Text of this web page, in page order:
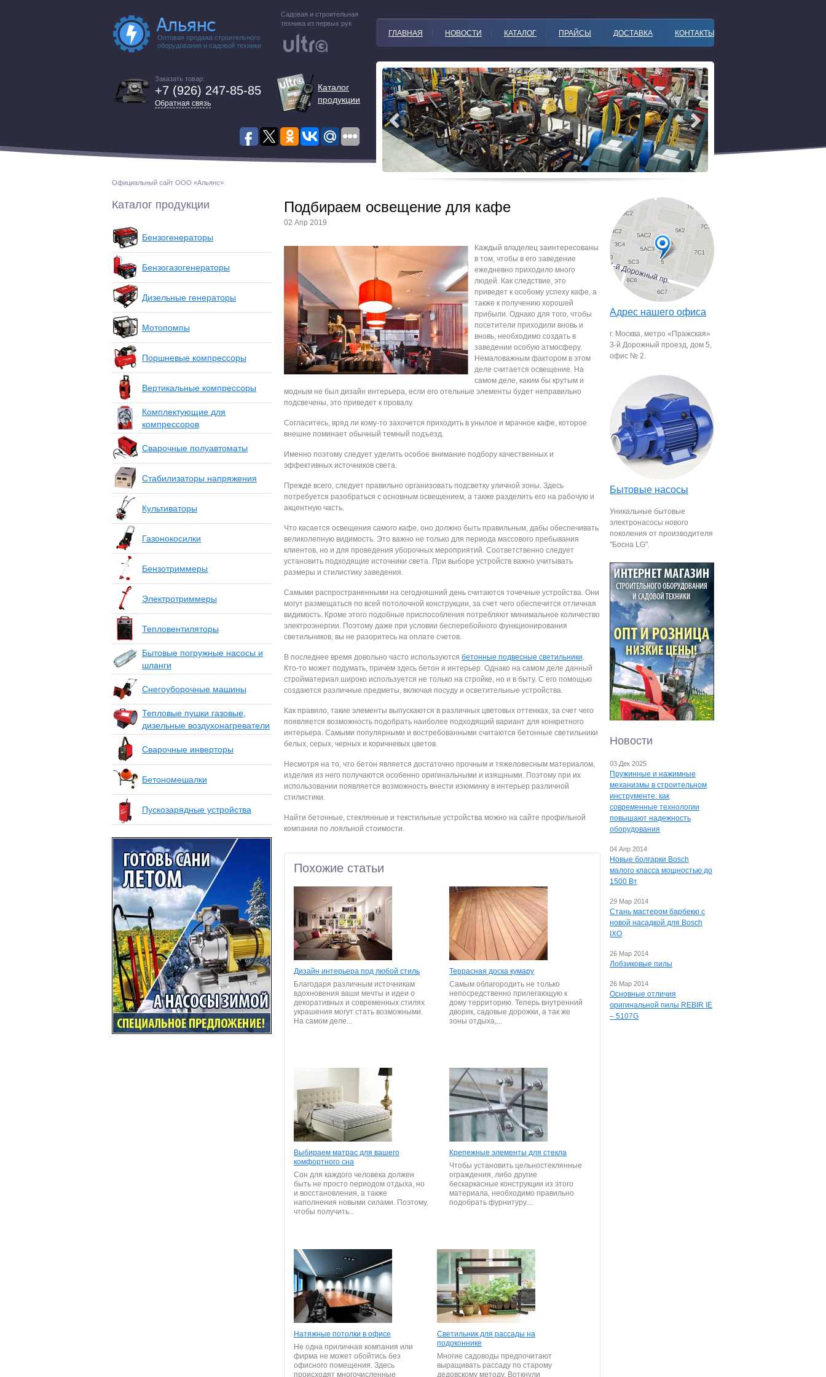
Оптовая продажа строительного
оборудования и садовой техники
Садовая и строительная
техника из первых рук
Заказать товар:
+7 (926) 247-85-85
Обратная связь
Каталог
продукции
Официальный сайт ООО «Альянс»
ГЛАВНАЯ НОВОСТИ КАТАЛОГ ПРАЙСЫ ДОСТАВКА КОНТАКТЫ
Каталог продукции
Бензогенераторы
Бензогазогенераторы
Дизельные генераторы
Мотопомпы
Поршневые компрессоры
Вертикальные компрессоры
Комплектующие для
компрессоров
Сварочные полуавтоматы
Стабилизаторы напряжения
Культиваторы
Газонокосилки
Бензотриммеры
Электротриммеры
Тепловентиляторы
Бытовые погружные насосы и
шланги
Снегоуборочные машины
Тепловые пушки газовые,
дизельные воздухонагреватели
Сварочные инверторы
Бетономешалки
Пускозарядные устройства
Подбираем освещение для кафе
02 Апр 2019
Каждый владелец заинтересованы
в том, чтобы в его заведение
ежедневно приходило много
людей. Как следствие, это
приведет к особому успеху кафе, а
также к получению хорошей
прибыли. Однако для того, чтобы
посетители приходили вновь и
вновь, необходимо создать в
заведении особую атмосферу.
Немаловажным фактором в этом
деле считается освещение. На
самом деле, каким бы крутым и
модным не был дизайн интерьера, если его отельные элементы будет неправильно
подсвечены, это приведет к провалу.
Согласитесь, вряд ли кому-то захочется приходить в унылое и мрачное кафе, которое
внешне поминает обычный темный подъезд.
Именно поэтому следует уделить особое внимание подбору качественных и
эффективных источников света.
Прежде всего, следует правильно организовать подсветку уличной зоны. Здесь
потребуется разобраться с основным освещением, а также разделить его на рабочую и
акцентную часть.
Что касается освещения самого кафе, оно должно быть правильным, дабы обеспечивать
великолепную видимость. Это важно не только для периода массового пребывания
клиентов, но и для проведения уборочных мероприятий. Соответственно следует
установить подходящие источники света. При выборе устройств важно учитывать
размеры и стилистику заведения.
Самыми распространенными на сегодняшний день считаются точечные устройства. Они
могут размещаться по всей потолочной конструкции, за счет чего обеспечится отличная
видимость. Кроме этого подобные приспособления потребляют минимальное количество
электроэнергии. Поэтому даже при условии бесперебойного функционирования
светильников, вы не разоритесь на оплате счетов.
В последнее время довольно часто используются бетонные подвесные светильники.
Кто-то может подумать, причем здесь бетон и интерьер. Однако на самом деле данный
стройматериал широко используется не только на стройке, но и в быту. С его помощью
создаются различные предметы, включая посуду и осветительные устройства.
Как правило, такие элементы выпускаются в различных цветовых оттенках, за счет чего
появляется возможность подобрать наиболее подходящий вариант для конкретного
интерьера. Самыми популярными и востребованными считаются бетонные светильники
белых, серых, черных и коричневых цветов.
Несмотря на то, что бетон является достаточно прочным и тяжеловесным материалом,
изделия из него получаются особенно оригинальными и изящными. Поэтому при их
использовании появляется возможность внести изюминку в интерьер различной
стилистики.
Найти бетонные, стеклянные и текстильные устройства можно на сайте профильной
компании по лояльной стоимости.
Похожие статьи
Дизайн интерьера под любой стиль
Благодаря различным источникам
вдохновения ваши мечты и идеи о
декоративных и современных стилях
украшения могут стать возможными.
На самом деле...
Террасная доска кумару
Самым облагородить не только
непосредственно прилегающую к
дому территорию. Теперь внутренний
дворик, садовые дорожки, а так же
зоны отдыха,...
Выбираем матрас для вашего
комфортного сна
Сон для каждого человека должен
быть не просто периодом отдыха, но
и восстановления, а также
наполнения новыми силами. Поэтому,
чтобы получить...
Крепежные элементы для стекла
Чтобы установить цельностеклянные
ограждения, либо другие
бескаркасные конструкции из этого
материала, необходимо правильно
подобрать фурнитуру....
Натяжные потолки в офисе
Не одна приличная компания или
фирма не может обойтись без
офисного помещения. Здесь
происходят многочисленные
Светильник для рассады на
подоконнике
Многие садоводы предпочитают
выращивать рассаду по старому
дедовскому методу. Воткнули
Адрес нашего офиса
г. Москва, метро «Пражская»
3-й Дорожный проезд, дом 5,
офис № 2.
Бытовые насосы
Уникальные бытовые
электронасосы нового
поколения от производителя
"Босна LG".
Новости
03 Дек 2025
Пружинные и нажимные
механизмы в строительном
инструменте: как
современные технологии
повышают надежность
оборудования
04 Апр 2014
Новые болгарки Bosch
малого класса мощностью до
1500 Вт
29 Мар 2014
Стань мастером барбекю с
новой насадкой для Bosch
IXO
26 Мар 2014
Лобзиковые пилы
26 Мар 2014
Основные отличия
оригинальной пилы REBIR IE
– 5107G